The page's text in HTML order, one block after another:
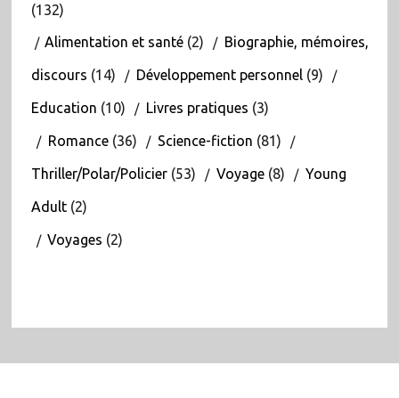
(132)
Alimentation et santé(2) Biographie, mémoires,
discours (14) Développement personnel(9)
Education (10) Livres pratiques (3)
Romance(36) Science-fiction (81)
Thriller/Polar/Policier(53) Voyage(8) Young
Adult(2)
Voyages (2)